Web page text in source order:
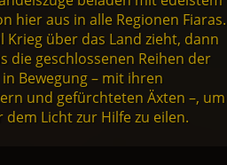
hier aus in alle Regionen Fiaras.
über das Land zieht, dann
die geschlossenen Reihen der
Bewegung – mit ihren
und gefürchteten Äxten –, um
Licht zur Hilfe zu eilen.